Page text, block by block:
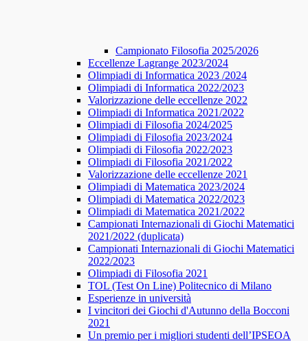
Campionato Filosofia 2025/2026
​​Eccellenze Lagrange 2023/2024
Olimpiadi di Informatica 2023 /2024
Olimpiadi di Informatica 2022/2023
Valorizzazione delle eccellenze 2022
Olimpiadi di Informatica 2021/2022
Olimpiadi di Filosofia 2024/2025
Olimpiadi di Filosofia 2023/2024
Olimpiadi di Filosofia 2022/2023
Olimpiadi di Filosofia 2021/2022
Valorizzazione delle eccellenze 2021
Olimpiadi di Matematica 2023/2024
Olimpiadi di Matematica 2022/2023
Olimpiadi di Matematica 2021/2022
Campionati Internazionali di Giochi Matematici
2021/2022 (duplicata)
Campionati Internazionali di Giochi Matematici
2022/2023
Olimpiadi di Filosofia 2021
TOL (Test On Line) Politecnico di Milano
Esperienze in università
I vincitori dei Giochi d'Autunno della Bocconi
2021
Un premio per i migliori studenti dell’IPSEOA